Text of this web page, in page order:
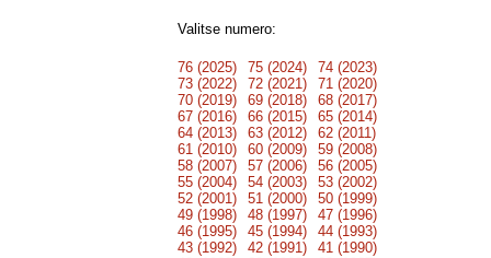
Valitse numero:
76 (2025) 75 (2024)
74 (2023)
73 (2022)
72 (2021)
71 (2020)
70 (2019)
69 (2018)
68 (2017)
67 (2016)
66 (2015)
65 (2014)
64 (2013)
63 (2012)
62 (2011)
61 (2010)
60 (2009)
59 (2008)
58 (2007)
57 (2006)
56 (2005)
55 (2004)
54 (2003)
53 (2002)
52 (2001)
51 (2000)
50 (1999)
49 (1998)
48 (1997)
47 (1996)
46 (1995)
45 (1994)
44 (1993)
43 (1992)
42 (1991)
41 (1990)